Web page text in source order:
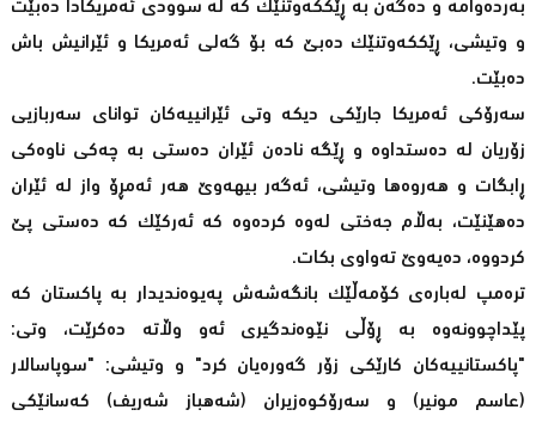
بەردەوامە و دەگەن بە ڕێککەوتنێک کە لە سوودی ئەمریکادا دەبێت
و وتیشی، ڕێککەوتنێک دەبێ کە بۆ گەلی ئەمریکا و ئێرانیش باش
دەبێت.
سەرۆکی ئەمریکا جارێکی دیکە وتی ئێرانییەکان توانای سەربازیی
زۆریان لە دەستداوە و ڕێگە نادەن ئێران دەستی بە چەکی ناوەکی
ڕابگات و هه‌روه‌ها وتیشی، ئەگەر بیهەوێ هەر ئەمڕۆ واز لە ئێران
دەهێنێت، بەڵام جەختی لەوە کردەوە کە ئەرکێک کە دەستی پێ
کردووە، دەیەوێ تەواوی بکات.
ترەمپ لەبارەی کۆمەڵێک بانگەشەش پەیوەندیدار بە پاکستان کە
پێداچوونەوە بە ڕۆڵی نێوەندگیری ئەو وڵاتە دەکرێت، وتی:
"پاکستانییەکان کارێکی زۆر گەورەیان کرد" و وتیشی: "سوپاسالار
(عاسم مونیر) و سەرۆکوەزیران (شەهباز شەریف) کەسانێکی